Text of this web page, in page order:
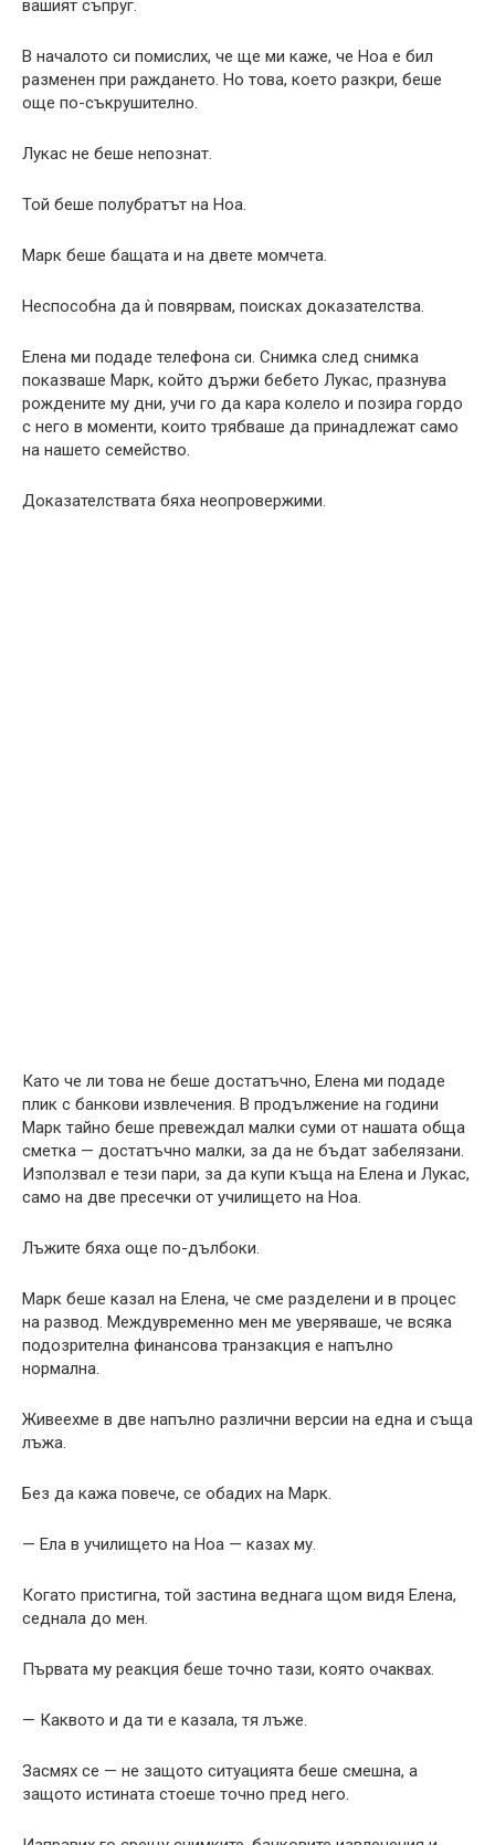
вашият съпруг.
В началото си помислих, че ще ми каже, че Ноа е бил
разменен при раждането. Но това, което разкри, беше
още по-съкрушително.
Лукас не беше непознат.
Той беше полубратът на Ноа.
Марк беше бащата и на двете момчета.
Неспособна да ѝ повярвам, поисках доказателства.
Елена ми подаде телефона си. Снимка след снимка
показваше Марк, който държи бебето Лукас, празнува
рождените му дни, учи го да кара колело и позира гордо
с него в моменти, които трябваше да принадлежат само
на нашето семейство.
Доказателствата бяха неопровержими.
Като че ли това не беше достатъчно, Елена ми подаде
плик с банкови извлечения. В продължение на години
Марк тайно беше превеждал малки суми от нашата обща
сметка — достатъчно малки, за да не бъдат забелязани.
Използвал е тези пари, за да купи къща на Елена и Лукас,
само на две пресечки от училището на Ноа.
Лъжите бяха още по-дълбоки.
Марк беше казал на Елена, че сме разделени и в процес
на развод. Междувременно мен ме уверяваше, че всяка
подозрителна финансова транзакция е напълно
нормална.
Живеехме в две напълно различни версии на една и съща
лъжа.
Без да кажа повече, се обадих на Марк.
— Ела в училището на Ноа — казах му.
Когато пристигна, той застина веднага щом видя Елена,
седнала до мен.
Първата му реакция беше точно тази, която очаквах.
— Каквото и да ти е казала, тя лъже.
Засмях се — не защото ситуацията беше смешна, а
защото истината стоеше точно пред него.